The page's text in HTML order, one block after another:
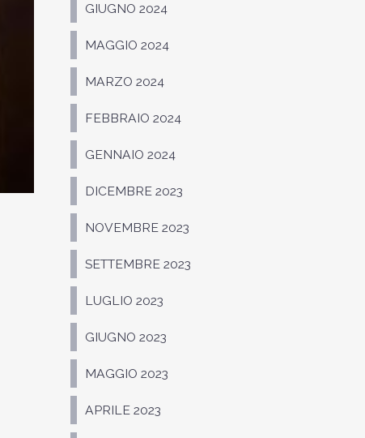
GIUGNO 2024
MAGGIO 2024
MARZO 2024
FEBBRAIO 2024
GENNAIO 2024
DICEMBRE 2023
NOVEMBRE 2023
SETTEMBRE 2023
LUGLIO 2023
GIUGNO 2023
MAGGIO 2023
APRILE 2023